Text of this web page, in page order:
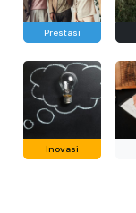
Prestasi
Inovasi